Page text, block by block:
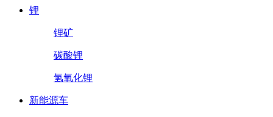
锂
锂矿
碳酸锂
氢氧化锂
新能源车